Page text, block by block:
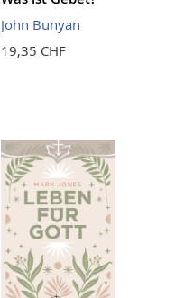
John Bunyan
19,35 CHF